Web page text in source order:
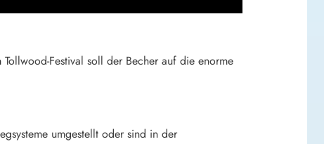
Festival soll der Becher auf die enorme
umgestellt oder sind in der